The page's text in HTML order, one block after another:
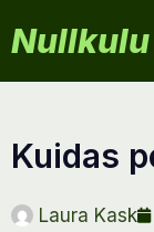
Nullkulu
kuidas
Laura Kask